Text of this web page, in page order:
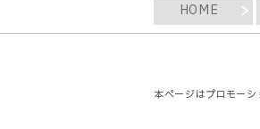
HOME
本ページはプロモーシ